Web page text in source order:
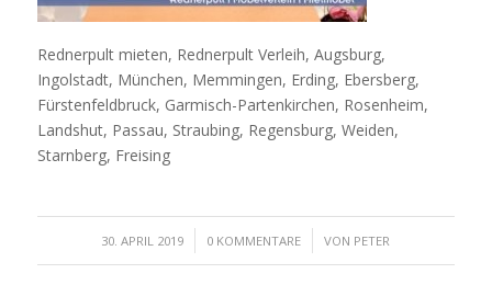
Rednerpult mieten, Rednerpult Verleih, Augsburg,
Ingolstadt, München, Memmingen, Erding, Ebersberg,
Fürstenfeldbruck, Garmisch-Partenkirchen, Rosenheim,
Landshut, Passau, Straubing, Regensburg, Weiden,
Starnberg, Freising
30. APRIL 2019
/ 0 KOMMENTARE
/ VON PETER